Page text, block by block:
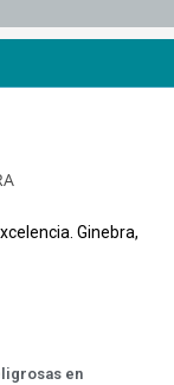
Ginebra,
en